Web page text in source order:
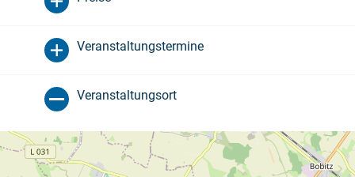
Veranstaltungstermine
Veranstaltungsort